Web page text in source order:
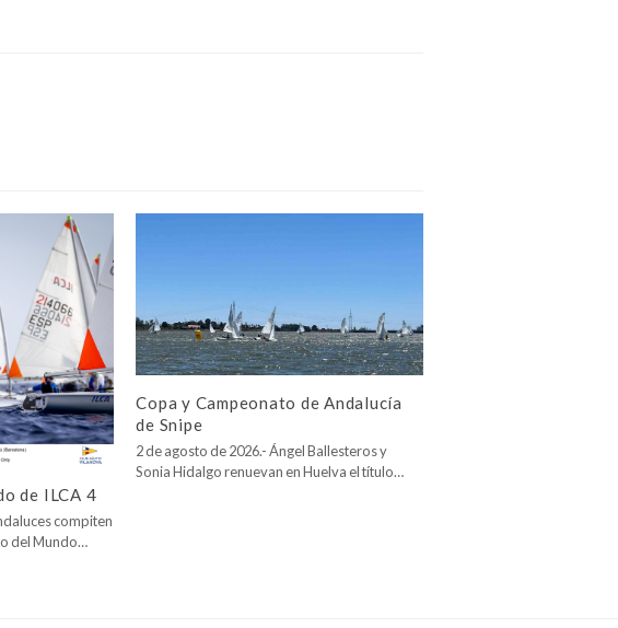
de ILCA 4
compiten
del Mundo…
Copa y Campeonato de Andalucía
de Snipe
2 de agosto de 2026.- Ángel Ballesteros y
Sonia Hidalgo renuevan en Huelva el título…